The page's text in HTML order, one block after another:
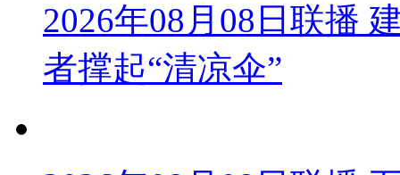
2026年08月08日联播
者撑起“清凉伞”